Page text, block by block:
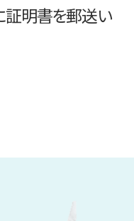
明書を郵送い